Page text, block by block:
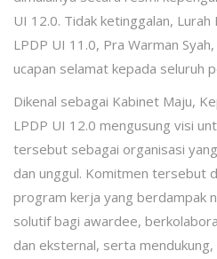
UI 12.0. Tidak ketinggalan,
LPDP UI 11.0, Pra Warman
ucapan selamat kepada seluruh
Dikenal sebagai Kabinet Maju,
LPDP UI 12.0 mengusung visi
tersebut sebagai organisasi
dan unggul. Komitmen tersebut
program kerja yang berdampak
solutif bagi awardee,
dan eksternal, serta